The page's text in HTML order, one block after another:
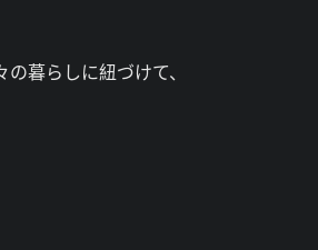
暮らしに紐づけて、